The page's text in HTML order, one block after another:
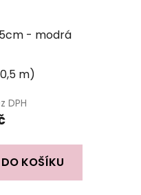
- modrá
m)
DPH
DO KOŠÍKU